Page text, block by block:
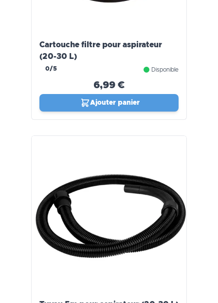
Cartouche filtre pour aspirateur
(20-30 L)
0/5 Disponible
6,99 €
Ajouter panier